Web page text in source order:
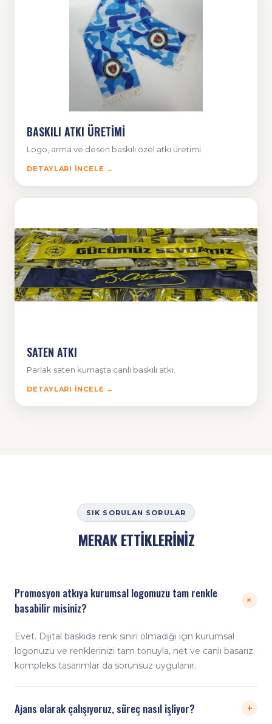
BASKILI ATKI ÜRETİMİ
Logo, arma ve desen baskılı özel atkı üretimi.
DETAYLARI İNCELE →
SATEN ATKI
Parlak saten kumaşta canlı baskılı atkı.
DETAYLARI İNCELE →
SIK SORULAN SORULAR
MERAK ETTİKLERİNİZ
Promosyon atkıya kurumsal logomuzu tam renkle
basabilir misiniz?
+
Evet. Dijital baskıda renk sınırı olmadığı için kurumsal
logonuzu ve renklerinizi tam tonuyla, net ve canlı basarız;
kompleks tasarımlar da sorunsuz uygulanır.
Ajans olarak çalışıyoruz, süreç nasıl işliyor? +